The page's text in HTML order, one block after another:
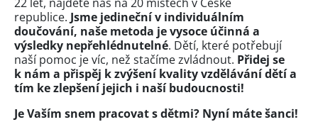
republice. Jsme jedineční v individuálním
doučování, naše metoda je vysoce účinná a
výsledky nepřehlédnutelné. Dětí, které potřebují
naší pomoc je víc, než stačíme zvládnout. Přidej se
k nám a přispěj k zvýšení kvality vzdělávání dětí a
tím ke zlepšení jejich i naší budoucnosti!
Je Vaším snem pracovat s dětmi? Nyní máte šanci!